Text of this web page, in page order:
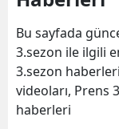
Bu sayfada
3.sezon ile ilgili
3.sezon
videoları, Prens
haberleri